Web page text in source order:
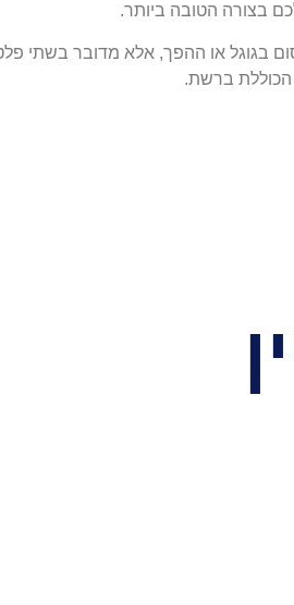
בצורה הטובה ביותר.
בגוגל או ההפך, אלא מדובר בשתי
הכוללת ברשת.